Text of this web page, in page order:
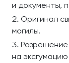
и документы,
Оригинал
могилы.
на